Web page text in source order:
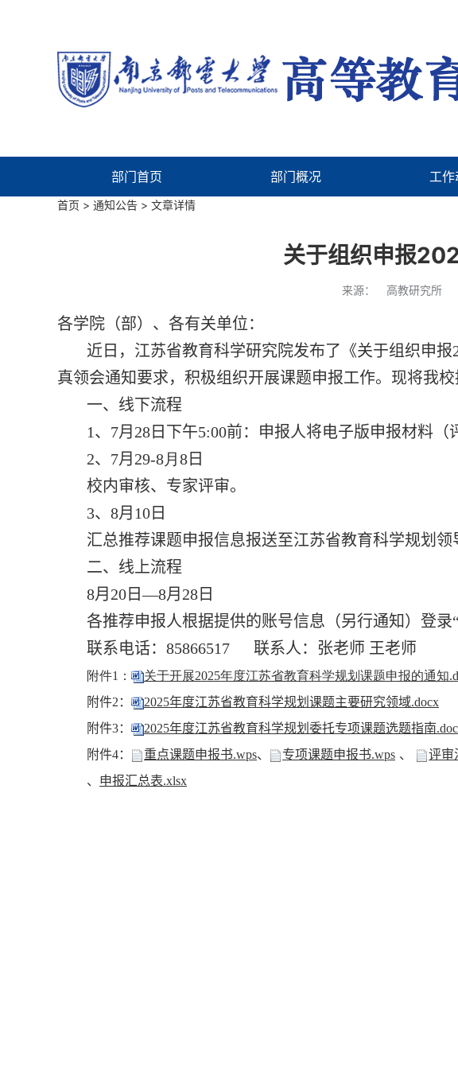
部门首页 部门概况 工作
首页 > 通知公告 > 文章详情
关于组织申报
来源： 高教研究所
各学院（部）、各有关单位：
近日，江苏省教育科学研究院发布了《关于组织申报
真领会通知要求，积极组织开展课题申报工作。现将我校
一、线下流程
1、7月28 日下午5:00前：申报人将电子版申报材料（
2、7月29-8月8 日
校内审核、专家评审。
3、8月10日
汇总推荐课题申报信息报送至江苏省教育科学规划领
二、线上流程
8月 20 日—8月28日
各推荐申报人根据提供的账号信息（另行通知）登
联系电话： 85866517 联系人：张老师 王老师
附件1：
关于开展2025年度江苏省教育科学规划课题申报的通知
附件2：
2025年度江苏省教育科学规划课题主要研究领域.docx
附件3：
2025年度江苏省教育科学规划委托专项课题选题指南
附件4：
重点课题申报书.wps、 专项课题申报书.wps 、 评审
、 申报汇总表.xlsx